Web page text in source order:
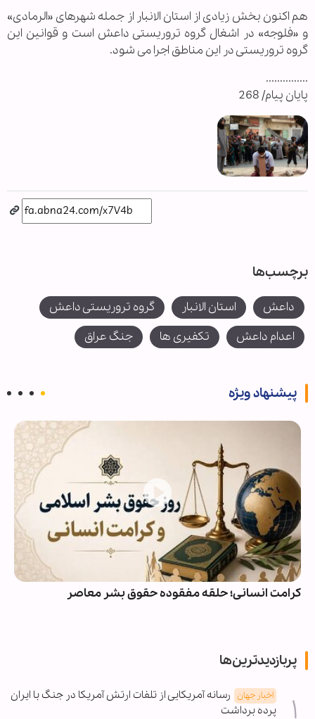
هم اکنون بخش زیادی از استان الانبار از جمله شهرهای «الرمادی»
و «فلوجه» در اشغال گروه تروریستی داعش است و قوانین این
گروه تروریستی در این مناطق اجرا می شود.
...............
پایان پیام/ 268
برچسب‌ها
داعش استان الانبار
گروه تروریستی داعش
اعدام داعش
تکفیری ها جنگ عراق
پیشنهاد ویژه
کرامت انسانی؛ حلقه مفقوده حقوق بشر معاصر
پربازدیدترین‌ها
اخبار جهان رسانه آمریکایی از تلفات ارتش آمریکا در جنگ با ایران
پرده برداشت